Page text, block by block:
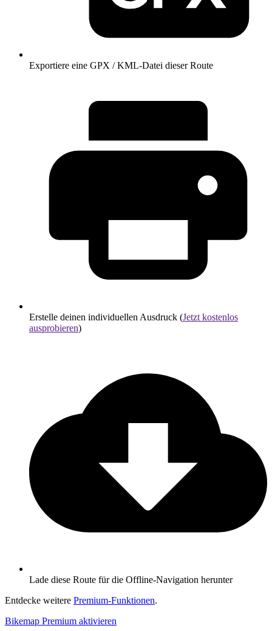
Exportiere eine GPX / KML-Datei dieser Route
Erstelle deinen individuellen Ausdruck (Jetzt kostenlos
ausprobieren)
Lade diese Route für die Offline-Navigation herunter
Entdecke weitere Premium-Funktionen.
Bikemap Premium aktivieren